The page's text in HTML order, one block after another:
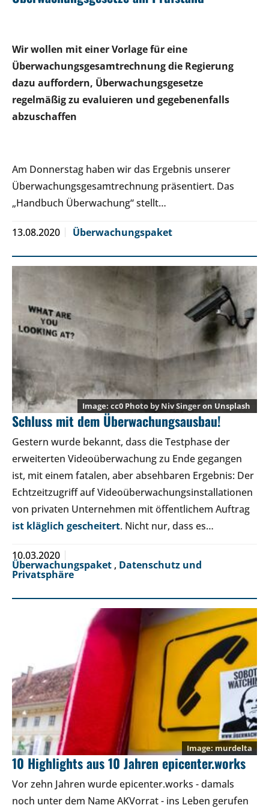
Wir wollen mit einer Vorlage für eine
Überwachungsgesamtrechnung die Regierung
dazu auffordern, Überwachungsgesetze
regelmäßig zu evaluieren und gegebenenfalls
abzuschaffen
Am Donnerstag haben wir das Ergebnis unserer
Überwachungsgesamtrechnung präsentiert. Das
„Handbuch Überwachung“ stellt…
13.08.2020 Überwachungspaket
cc0 Photo byNiv Singeron Unsplash
Schluss mit dem Überwachungsausbau!
Gestern wurde bekannt, dass die Testphase der
erweiterten Videoüberwachung zu Ende gegangen
ist, mit einem fatalen, aber absehbaren Ergebnis: Der
Echtzeitzugriff auf Videoüberwachungsinstallationen
von privaten Unternehmen mit öffentlichem Auftrag
ist kläglich gescheitert. Nicht nur, dass es…
10.03.2020
Überwachungspaket , Datenschutz und
Privatsphäre
murdelta
10 Highlights aus 10 Jahren epicenter.works
Vor zehn Jahren wurde epicenter.works - damals
noch unter dem Name AKVorrat - ins Leben gerufen